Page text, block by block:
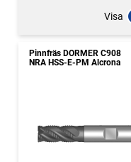
Visa
Pinnfräs DORMER C908
NRA HSS-E-PM Alcrona